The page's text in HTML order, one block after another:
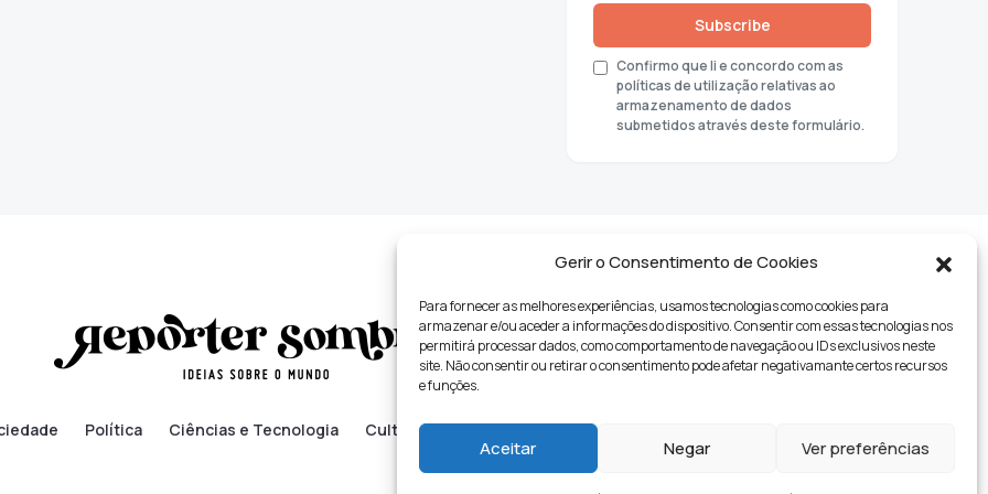
Gerir o Consentimento de Cookies
Para fornecer as melhores experiências, usamos tecnologias como cookies para
armazenar e/ou aceder a informações do dispositivo. Consentir com essas tecnologias nos
permitirá processar dados, como comportamento de navegação ou IDs exclusivos neste
site. Não consentir ou retirar o consentimento pode afetar negativamante certos recursos
e funções.
Aceitar Negar Ver preferências
Subscribe
Confirmo que li e concordo com as
políticas de utilização relativas ao
armazenamento de dados
submetidos através deste formulário.
Política Ciências e Tecnologia Cultura Lifestyle